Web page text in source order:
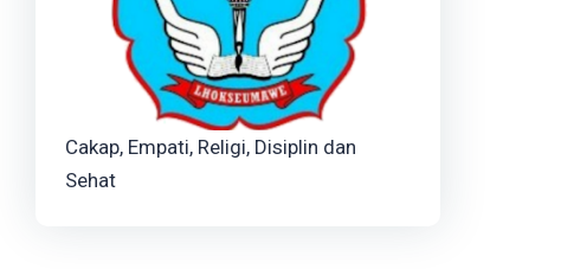
Cakap, Empati, Religi, Disiplin dan
Sehat